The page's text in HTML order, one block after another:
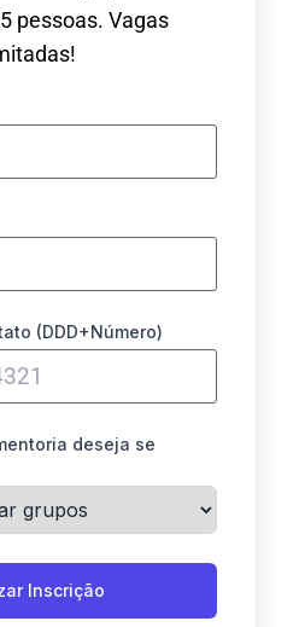
pessoas. Vagas
(DDD+Número)
deseja se
Inscrição